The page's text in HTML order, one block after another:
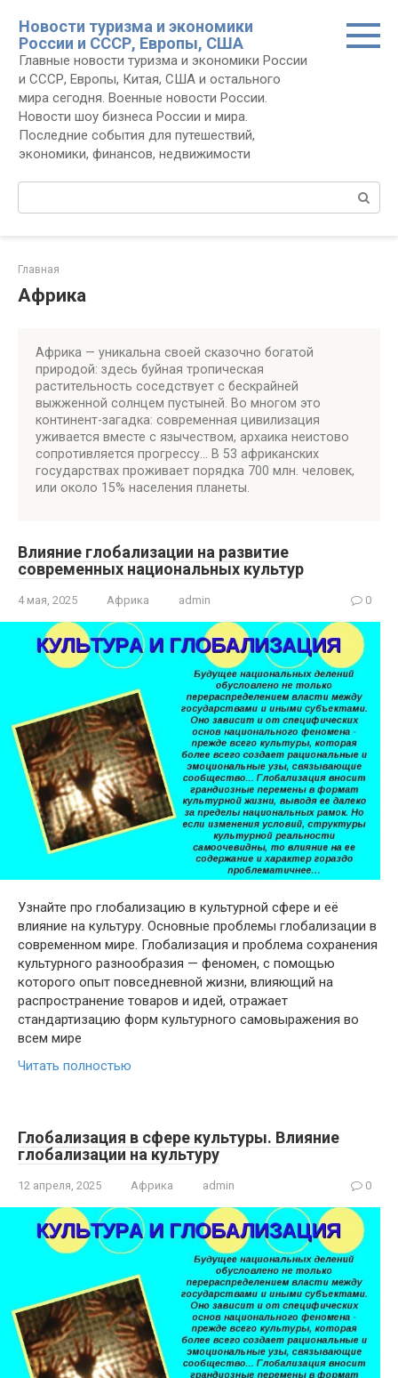
контенту
Новости туризма и экономики
России и СССР, Европы, США
Главные новости туризма и экономики России
и СССР, Европы, Китая, США и остального
мира сегодня. Военные новости России.
Новости шоу бизнеса России и мира.
Последние события для путешествий,
экономики, финансов, недвижимости
Поиск:
Главная
Африка
Африка — уникальна своей сказочно богатой
природой: здесь буйная тропическая
растительность соседствует с бескрайней
выжженной солнцем пустыней. Во многом это
континент-загадка: современная цивилизация
уживается вместе с язычеством, архаика неистово
сопротивляется прогрессу… В 53 африканских
государствах проживает порядка 700 млн. человек,
или около 15% населения планеты.
Влияние глобализации на развитие
современных национальных культур
4 мая, 2025 Африка admin 0
Узнайте про глобализацию в культурной сфере и её
влияние на культуру. Основные проблемы глобализации в
современном мире. Глобализация и проблема сохранения
культурного разнообразия — феномен, с помощью
которого опыт повседневной жизни, влияющий на
распространение товаров и идей, отражает
стандартизацию форм культурного самовыражения во
всем мире
Читать полностью
Глобализация в сфере культуры. Влияние
глобализации на культуру
12 апреля, 2025 Африка admin 0